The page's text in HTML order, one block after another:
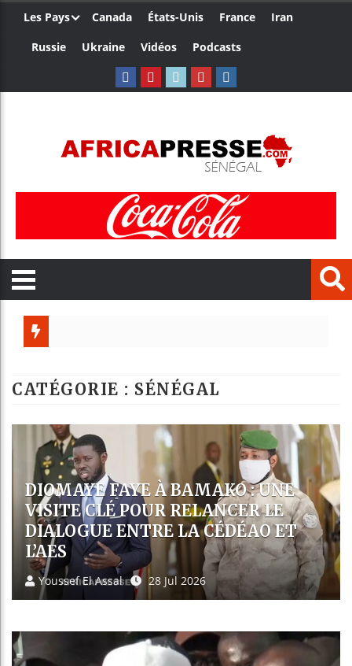
Les Pays Canada États-Unis France
Iran
Russie
Ukraine Vidéos Podcasts
Réforme
Bénin :
CATÉGORIE : SÉNÉGAL
SÉNÉGAL : LE PRÉSIDENT
DIOMAYE FAYE FONDE « KIIRAAY
», SA NOUVELLE FORMATION
POLITIQUE
Fatoumata Diallo 26 Jul 2026